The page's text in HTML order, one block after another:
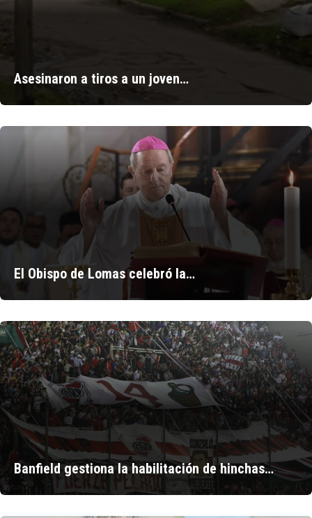
Asesinaron a tiros a un joven…
El Obispo de Lomas celebró la…
Banfield gestiona la habilitación de hinchas…